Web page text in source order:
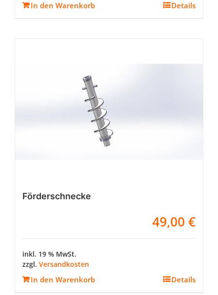
In den Warenkorb Details
Förderschnecke
49,00 €
inkl. 19 % MwSt.
zzgl. Versandkosten
In den Warenkorb Details